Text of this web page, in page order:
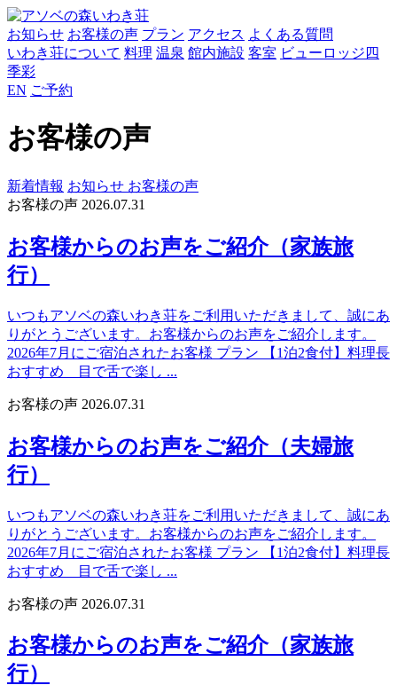
お知らせ お客様の声 プラン アクセス よくある質問
いわき荘について 料理 温泉 館内施設 客室 ビューロッジ四
季彩
EN ご予約
お客様の声
新着情報 お知らせ お客様の声
お客様の声 2026.07.31
お客様からのお声をご紹介（家族旅
行）
いつもアソベの森いわき荘をご利用いただきまして、誠にあ
りがとうございます。お客様からのお声をご紹介します。
2026年7月にご宿泊されたお客様 プラン 【1泊2食付】料理長
おすすめ 目で舌で楽し ...
お客様の声 2026.07.31
お客様からのお声をご紹介（夫婦旅
行）
いつもアソベの森いわき荘をご利用いただきまして、誠にあ
りがとうございます。お客様からのお声をご紹介します。
2026年7月にご宿泊されたお客様 プラン 【1泊2食付】料理長
おすすめ 目で舌で楽し ...
お客様の声 2026.07.31
お客様からのお声をご紹介（家族旅
行）